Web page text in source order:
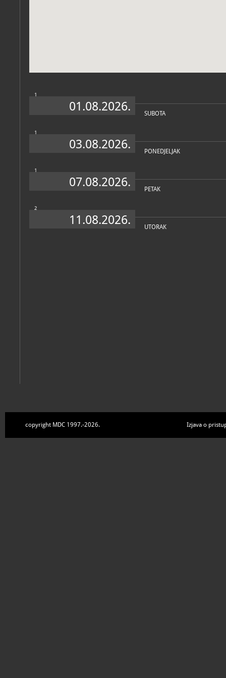
1
01.08.2026. SUBOTA
1
03.08.2026. PONEDJELJAK
1
07.08.2026. PETAK
2
11.08.2026. UTORAK
copyright MDC 1997.-2026. Izjava o